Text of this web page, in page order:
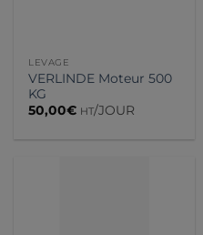
LEVAGE
VERLINDE Moteur 500
KG
50,00€ HT/JOUR